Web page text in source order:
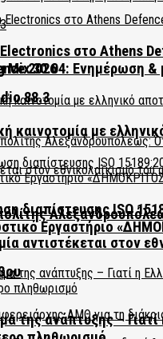
Mix 30.04: Ενημέρωση &
88.3
αντιστέκεται στον
στο Athens
2026
καινοτομία με
διαπίστευσης ISO
Εργαστήριο
της ανάπτυξης –